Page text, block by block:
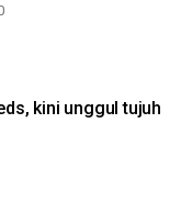
kini unggul tujuh